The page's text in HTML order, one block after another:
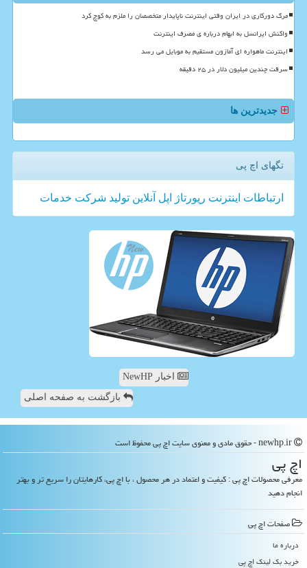
مرگ دورکاری در ایران وقتی اینترنت ناپایدار متخصصان را ملزم به کوچ کرد
واکنش ایرانسل به ابهام درباره ی مصرف اینترنت
اینترنت ماهواره ای آمازون مستقیم به موبایل می رسد
سرقت چندین میلیون دلار در ۲۵ دقیقه
جدیدترین ها
تگهای اچ پی
ارتباطات اینترنت رپورتاژ اپل آنلاین تولید شركت خدمات
اخبار NewHP
بازگشت به صفحه اصلی
اچ پی
معرفی محصولات اچ پی : کیفیت و اعتماد در هر محصول ، با اچ پی، کارهایتان را سریع تر و بهتر
انجام دهید
صفحات اچ پی
درباره ما
خرید بک لینک اچ پی